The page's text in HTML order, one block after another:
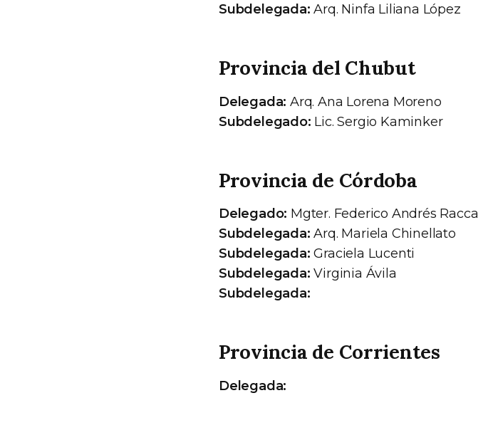
Subdelegada: Arq. Ninfa Liliana López
Provincia del Chubut
Delegada: Arq. Ana Lorena Moreno
Subdelegado: Lic. Sergio Kaminker
Provincia de Córdoba
Delegado: Mgter. Federico Andrés Racca
Subdelegada: Arq. Mariela Chinellato
Subdelegada: Graciela Lucenti
Subdelegada: Virginia Ávila
Subdelegada:
Provincia de Corrientes
Delegada: